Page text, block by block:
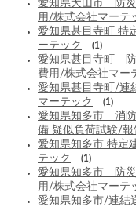
愛知県犬山市 防
用/株式会社マーテ
愛知県甚目寺町 特
ーテック
(1)
愛知県甚目寺町 防
費用/株式会社マー
愛知県甚目寺町/連
マーテック
(1)
愛知県知多市 消防
備 疑似負荷試験/
愛知県知多市 特定
テック
(1)
愛知県知多市 防
用/株式会社マーテ
愛知県知多市/連結